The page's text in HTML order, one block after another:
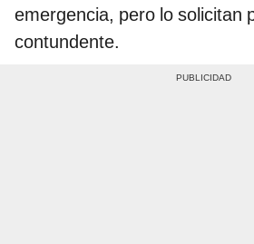
emergencia, pero lo solicitan
contundente.